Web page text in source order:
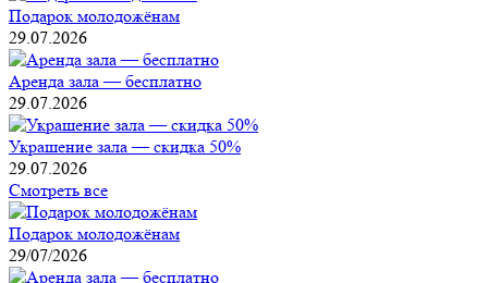
Подарок молодожёнам
29.07.2026
Аренда зала — бесплатно
29.07.2026
Украшение зала — скидка 50%
29.07.2026
Смотреть все
Подарок молодожёнам
29/07/2026